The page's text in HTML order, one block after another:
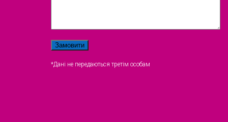
*Дані не передаються третім особам